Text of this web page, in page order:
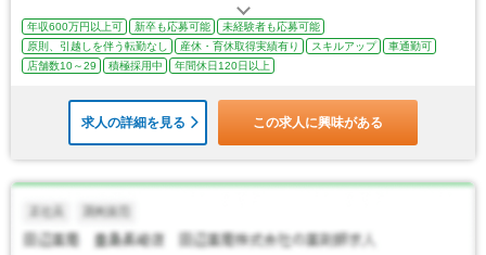
年収600万円以上可 新卒も応募可能
未経験者も応募可能
原則、引越しを伴う転勤なし
産休・育休取得実績有り スキルアップ
車通勤可
店舗数10～29
積極採用中 年間休日120日以上
求人の詳細を見る この求人に興味がある